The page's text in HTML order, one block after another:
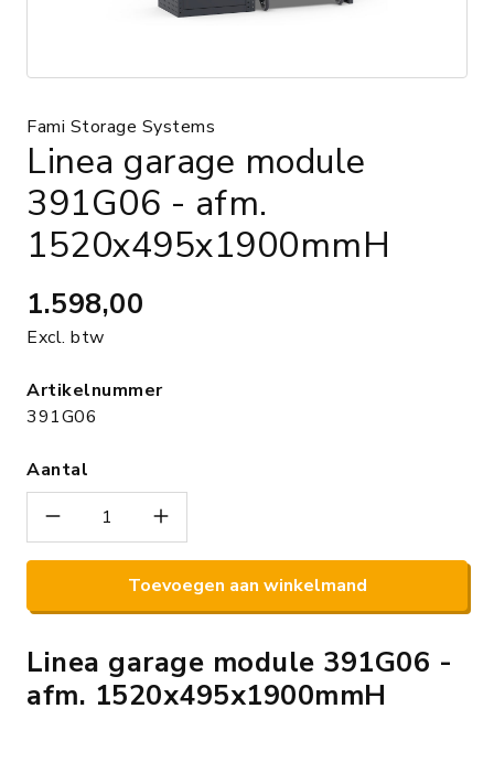
Fami Storage Systems
Linea garage module
391G06 - afm.
1520x495x1900mmH
1.598,00
Excl. btw
Artikelnummer
391G06
Aantal
Toevoegen aan winkelmand
Linea garage module 391G06 -
afm. 1520x495x1900mmH